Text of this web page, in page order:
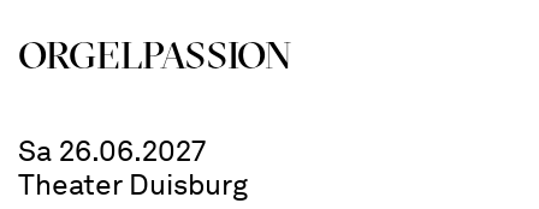
ORGEL­PASSION
Sa 26.06.2027
Theater Duisburg